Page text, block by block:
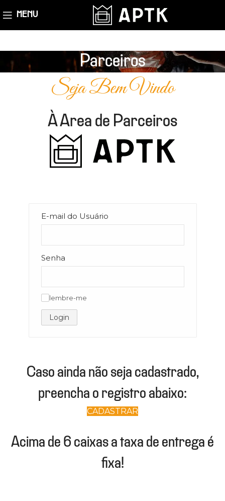
MENU
Parceiros
Seja Bem Vindo
À Area de Parceiros
E-mail do Usuário
Senha
lembre-me
Login
Caso ainda não seja cadastrado,
preencha o registro abaixo:
CADASTRAR
Acima de 6 caixas a taxa de entrega é
fixa!